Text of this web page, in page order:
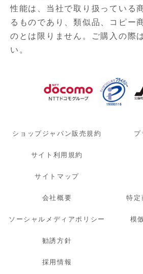
性能は、当社で取り扱っている
るものであり、類似品、コピー
のとは限りません。ご購入の際
い。
ショップジャパン販売規約 プ
サイト利用規約
サイトマップ
会社概要 特定
ソーシャルメディアポリシー 模
勧誘方針
採用情報